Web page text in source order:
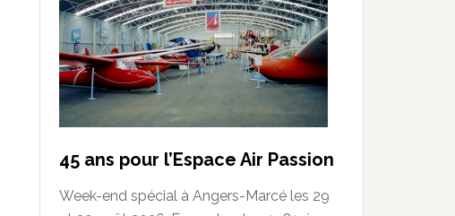
45 ans pour l’Espace Air Passion
Week-end spécial à Angers-Marcé les 29